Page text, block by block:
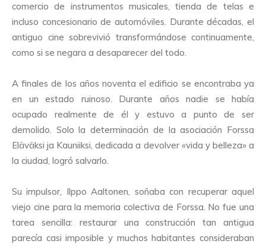
comercio de instrumentos musicales, tienda de telas e
incluso concesionario de automóviles. Durante décadas, el
antiguo cine sobrevivió transformándose continuamente,
como si se negara a desaparecer del todo.
A finales de los años noventa el edificio se encontraba ya
en un estado ruinoso. Durante años nadie se había
ocupado realmente de él y estuvo a punto de ser
demolido. Solo la determinación de la asociación Forssa
Eläväksi ja Kauniiksi, dedicada a devolver «vida y belleza» a
la ciudad, logró salvarlo.
Su impulsor, Ilppo Aaltonen, soñaba con recuperar aquel
viejo cine para la memoria colectiva de Forssa. No fue una
tarea sencilla: restaurar una construcción tan antigua
parecía casi imposible y muchos habitantes consideraban